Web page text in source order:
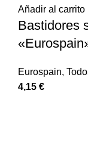
Añadir al carrito
Bastidores
Eurospain,
4,15 €